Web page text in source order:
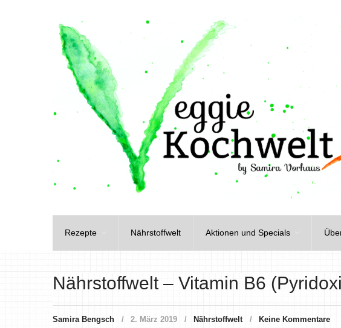
Rezepte Nährstoffwelt Aktionen und Specials
Nährstoffwelt – Vitamin B6
Samira Bengsch 2. März 2019 Nährstoffwelt Keine Kommentare